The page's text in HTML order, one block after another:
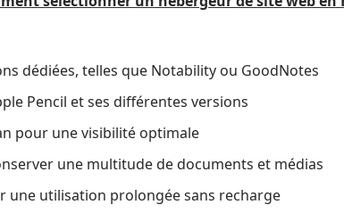
dédiées, telles que Notability ou GoodNotes
Pencil et ses différentes versions
pour une visibilité optimale
une multitude de documents et médias
une utilisation prolongée sans recharge